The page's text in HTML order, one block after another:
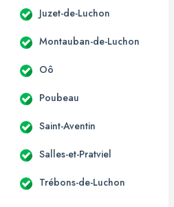
Juzet-de-Luchon
Montauban-de-Luchon
Oô
Poubeau
Saint-Aventin
Salles-et-Pratviel
Trébons-de-Luchon